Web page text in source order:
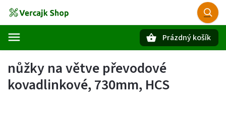
Prázdný košík
nůžky na větve převodové
kovadlinkové, 730mm, HCS